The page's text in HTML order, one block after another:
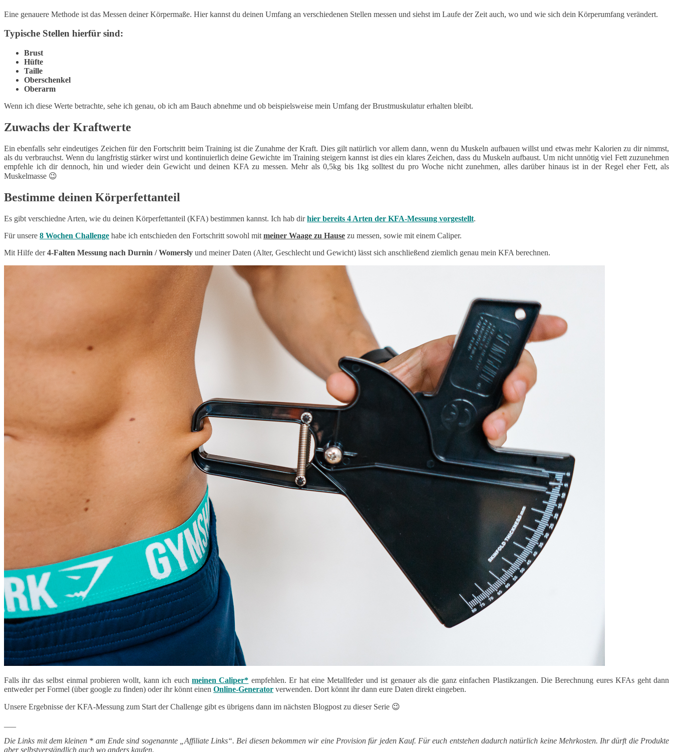
Eine genauere Methode ist das Messen deiner Körpermaße. Hier kannst du deinen Umfang an verschiedenen Stellen messen und siehst im Laufe der Zeit auch, wo und wie sich dein Körperumfang verändert.
Typische Stellen hierfür sind:
Brust
Hüfte
Taille
Oberschenkel
Oberarm
Wenn ich diese Werte betrachte, sehe ich genau, ob ich am Bauch abnehme und ob beispielsweise mein Umfang der Brustmuskulatur erhalten bleibt.
Zuwachs der Kraftwerte
Ein ebenfalls sehr eindeutiges Zeichen für den Fortschritt beim Training ist die Zunahme der Kraft. Dies gilt natürlich vor allem dann, wenn du Muskeln aufbauen willst und etwas mehr Kalorien zu dir nimmst,
als du verbrauchst. Wenn du langfristig stärker wirst und kontinuierlich deine Gewichte im Training steigern kannst ist dies ein klares Zeichen, dass du Muskeln aufbaust. Um nicht unnötig viel Fett zuzunehmen
empfehle ich dir dennoch, hin und wieder dein Gewicht und deinen KFA zu messen. Mehr als 0,5kg bis 1kg solltest du pro Woche nicht zunehmen, alles darüber hinaus ist in der Regel eher Fett, als
Muskelmasse 😉
Bestimme deinen Körperfettanteil
Es gibt verschiedne Arten, wie du deinen Körperfettanteil (KFA) bestimmen kannst. Ich hab dirhier bereits 4 Arten der KFA-Messung vorgestellt.
Für unsere 8 Wochen Challenge habe ich entschieden den Fortschritt sowohl mit meiner Waage zu Hause zu messen, sowie mit einem Caliper.
Mit Hilfe der4-Falten Messung nach Durnin / Womersly und meiner Daten (Alter, Geschlecht und Gewicht) lässt sich anschließend ziemlich genau mein KFA berechnen.
Falls ihr das selbst einmal probieren wollt, kann ich euch meinen Caliper* empfehlen. Er hat eine Metallfeder und ist genauer als die ganz einfachen Plastikzangen. Die Berechnung eures KFAs geht dann
entweder per Formel (über google zu finden) oder ihr könnt einen Online-Generator verwenden. Dort könnt ihr dann eure Daten direkt eingeben.
Unsere Ergebnisse der KFA-Messung zum Start der Challenge gibt es übrigens dann im nächsten Blogpost zu dieser Serie 😉
Die Links mit dem kleinen * am Ende sind sogenannte „Affiliate Links“. Bei diesen bekommen wir eine Provision für jeden Kauf. Für euch entstehen dadurch natürlich keine Mehrkosten. Ihr dürft die Produkte
aber selbstverständlich auch wo anders kaufen.